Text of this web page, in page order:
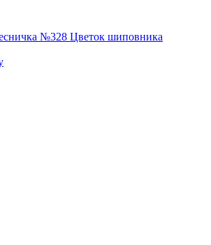
№328 Цветок шиповника